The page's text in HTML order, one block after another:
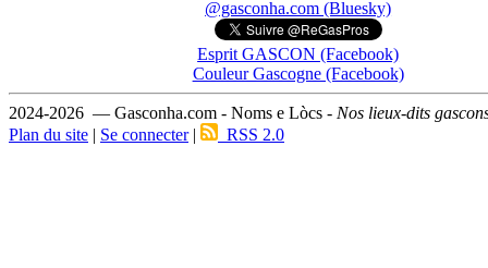
@gasconha.com (Bluesky)
Esprit GASCON (Facebook)
Couleur Gascogne (Facebook)
2024-2026 — Gasconha.com - Noms e Lòcs - Nos lieux-dits
Plan du site | Se connecter| RSS 2.0